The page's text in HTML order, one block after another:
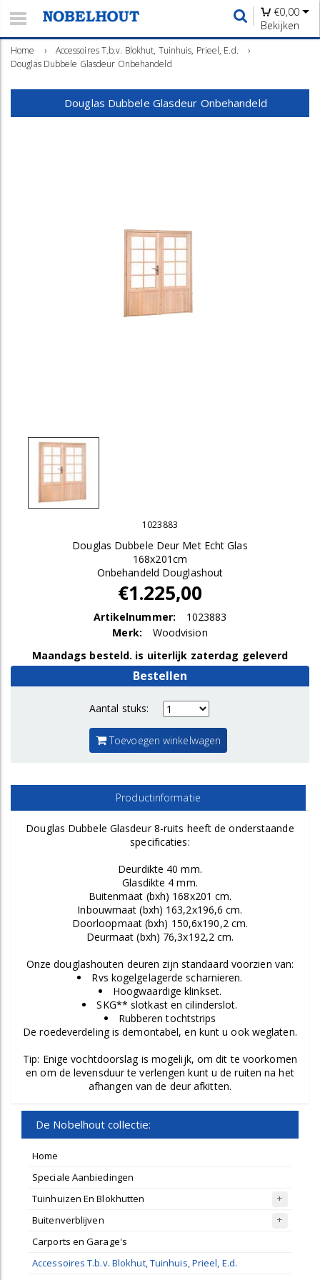
€0,00
Bekijken
Home › Accessoires T.b.v. Blokhut, Tuinhuis, Prieel, E.d.
›
Douglas Dubbele Glasdeur Onbehandeld
Douglas Dubbele Glasdeur Onbehandeld
1023883
Douglas Dubbele Deur Met Echt Glas
168x201cm
Onbehandeld Douglashout
€1.225,00
Artikelnummer:
1023883
Merk:
Woodvision
Maandags besteld. is uiterlijk zaterdag geleverd
Bestellen
Aantal stuks:
Toevoegen winkelwagen
Productinformatie
Douglas Dubbele Glasdeur 8-ruits heeft de onderstaande
specificaties:
Deurdikte 40 mm.
Glasdikte 4 mm.
Buitenmaat (bxh) 168x201 cm.
Inbouwmaat (bxh) 163,2x196,6 cm.
Doorloopmaat (bxh) 150,6x190,2 cm.
Deurmaat (bxh) 76,3x192,2 cm.
Onze douglashouten deuren zijn standaard voorzien van:
Rvs kogelgelagerde scharnieren.
Hoogwaardige klinkset.
SKG** slotkast en cilinderslot.
Rubberen tochtstrips
De roedeverdeling is demontabel, en kunt u ook weglaten.
Tip: Enige vochtdoorslag is mogelijk, om dit te voorkomen
en om de levensduur te verlengen kunt u de ruiten na het
afhangen van de deur afkitten.
De Nobelhout collectie:
Home
Speciale Aanbiedingen
Tuinhuizen En Blokhutten
Buitenverblijven
Carports en Garage's
Accessoires T.b.v. Blokhut, Tuinhuis, Prieel, E.d.